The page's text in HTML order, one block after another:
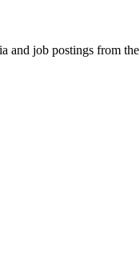
and job postings from